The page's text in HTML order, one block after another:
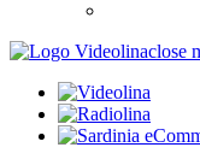
close